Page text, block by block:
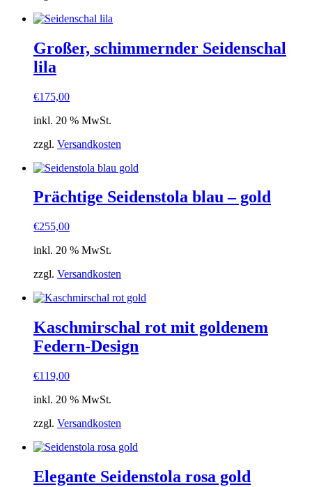
Großer, schimmernder Seidenschal
lila
€175,00
inkl. 20 % MwSt.
zzgl. Versandkosten
Prächtige Seidenstola blau – gold
€255,00
inkl. 20 % MwSt.
zzgl. Versandkosten
Kaschmirschal rot mit goldenem
Federn-Design
€119,00
inkl. 20 % MwSt.
zzgl. Versandkosten
Elegante Seidenstola rosa gold